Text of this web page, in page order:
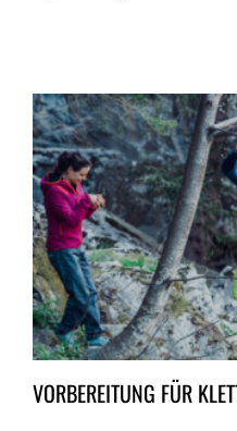
VORBEREITUNG FÜR